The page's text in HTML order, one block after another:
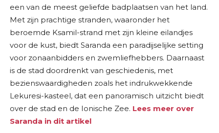
een van de meest geliefde badplaatsen van het land.
Met zijn prachtige stranden, waaronder het
beroemde Ksamil-strand met zijn kleine eilandjes
voor de kust, biedt Saranda een paradijselijke setting
voor zonaanbidders en zwemliefhebbers. Daarnaast
is de stad doordrenkt van geschiedenis, met
bezienswaardigheden zoals het indrukwekkende
Lekuresi-kasteel, dat een panoramisch uitzicht biedt
over de stad en de Ionische Zee. Lees meer over
Saranda in dit artikel